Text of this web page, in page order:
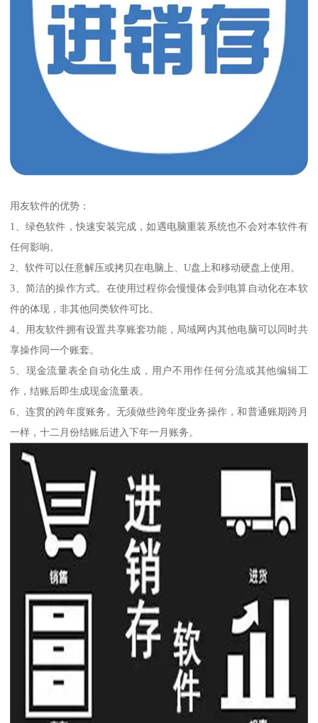
用友软件的优势：
1、绿色软件，快速安装完成，如遇电脑重装系统也不会对本软件有
任何影响。
2、软件可以任意解压或拷贝在电脑上、U盘上和移动硬盘上使用。
3、简洁的操作方式。在使用过程你会慢慢体会到电算自动化在本软
件的体现，非其他同类软件可比。
4、用友软件拥有设置共享账套功能，局域网内其他电脑可以同时共
享操作同一个账套。
5、现金流量表全自动化生成，用户不用作任何分流或其他编辑工
作，结账后即生成现金流量表。
6、连贯的跨年度账务。无须做些跨年度业务操作，和普通账期跨月
一样，十二月份结账后进入下年一月账务。